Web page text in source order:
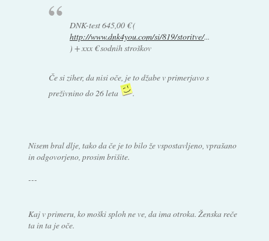
DNK-test 645,00 € (
http://www.dnk4you.com/si/819/storitve/...
) + xxx € sodnih stroškov
Če si ziher, da nisi oče, je to džabe v primerjavo s
preživnino do 26 leta
.
Nisem bral dlje, tako da če je to bilo že vspostavljeno, vprašano
in odgovorjeno, prosim brišite.
---
Kaj v primeru, ko moški sploh ne ve, da ima otroka. Ženska reče
ta in ta je oče.